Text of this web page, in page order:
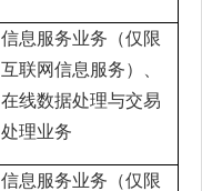
信息服务业务（仅限
互联网信息服务）、
在线数据处理与交易
处理业务
信息服务业务（仅限